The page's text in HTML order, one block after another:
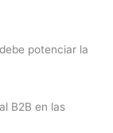
potenciar la
B2B en las